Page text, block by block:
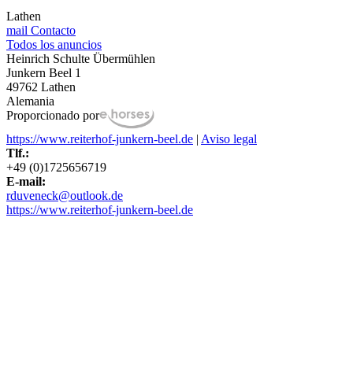
Lathen
mail Contacto
Todos los anuncios
Heinrich Schulte Übermühlen
Junkern Beel 1
49762 Lathen
Alemania
Proporcionado por
https://www.reiterhof-junkern-beel.de | Aviso legal
Tlf.:
+49 (0)1725656719
E-mail:
rduveneck@outlook.de
https://www.reiterhof-junkern-beel.de